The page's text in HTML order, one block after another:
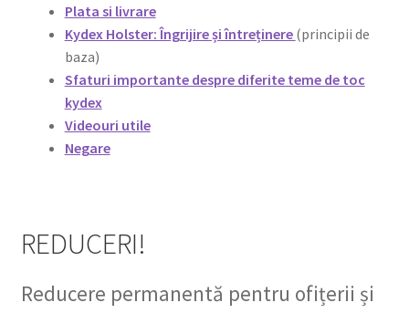
Noutati
Disclaimer (Negare)
Contacte
Plata si livrare
Kydex Holster: Îngrijire și întreținere (principii de
baza)
Sfaturi importante despre diferite teme de toc
kydex
Videouri utile
Negare
REDUCERI!
Reducere permanentă pentru ofițerii și